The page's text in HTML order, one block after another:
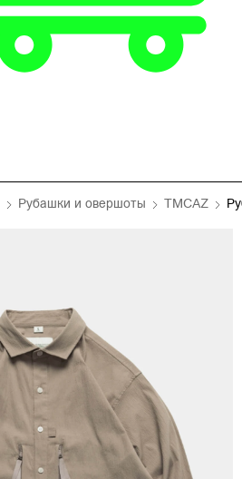
Рубашки и овершоты TMCAZ